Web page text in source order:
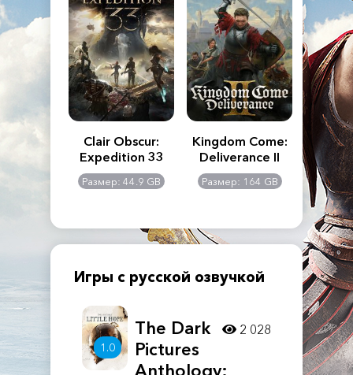
Creed
Clair Obscur:
Expedition 33
Размер: 44.9 GB
Kingdom Come:
Deliverance II
Размер: 164 GB
The
Игры с русской озвучкой
1.0
The Dark
Pictures
Anthology:
2 028